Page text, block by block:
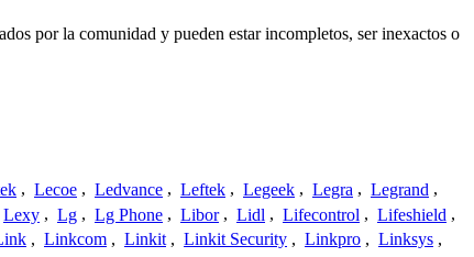
por la comunidad y pueden estar incompletos, ser inexactos o
, Lecoe , Ledvance , Leftek , Legeek , Legra , Legrand ,
Lexy , Lg , Lg Phone , Libor , Lidl , Lifecontrol , Lifeshield ,
, Linkcom , Linkit , Linkit Security , Linkpro , Linksys ,